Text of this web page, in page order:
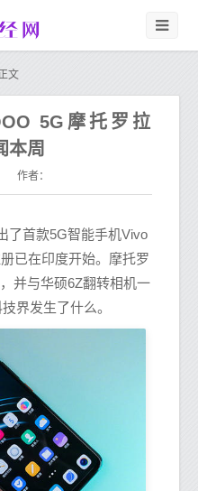
文
5G摩托罗拉
本周
作者：
了首款5G智能手机Vivo
已在印度开始。摩托罗
并与华硕6Z翻转相机一
界发生了什么。